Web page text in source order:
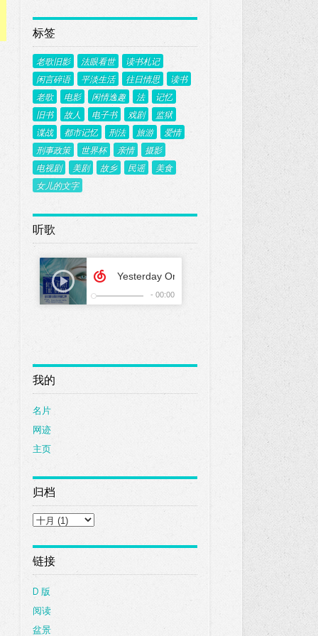
标签
老歌旧影 法眼看世
读书札记
闲言碎语
平淡生活 往日情思
读书
老歌
电影 闲情逸趣 法
记忆
旧书
故人 电子书 戏剧
监狱
谍战
都市记忆 刑法 旅游
爱情
刑事政策
世界杯 亲情
摄影
电视剧
美剧 故乡 民谣
美食
女儿的文字
听歌
我的
名片
网迹
主页
归档
链接
D 版
阅读
盆景